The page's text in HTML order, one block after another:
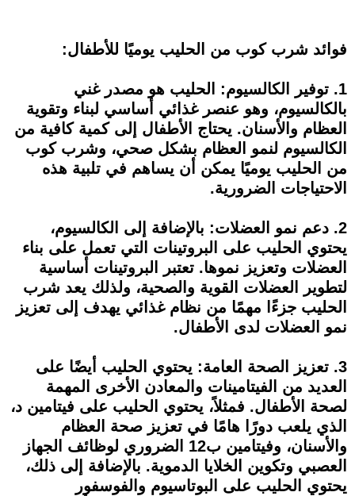
فوائد شرب كوب من الحليب يوميًا للأطفال:
1. توفير الكالسيوم: الحليب هو مصدر غني
بالكالسيوم، وهو عنصر غذائي أساسي لبناء وتقوية
العظام والأسنان. يحتاج الأطفال إلى كمية كافية من
الكالسيوم لنمو العظام بشكل صحي، وشرب كوب
من الحليب يوميًا يمكن أن يساهم في تلبية هذه
الاحتياجات الضرورية.
2. دعم نمو العضلات: بالإضافة إلى الكالسيوم،
يحتوي الحليب على البروتينات التي تعمل على بناء
العضلات وتعزيز نموها. تعتبر البروتينات أساسية
لتطوير العضلات القوية والصحية، ولذلك يعد شرب
الحليب جزءًا مهمًا من نظام غذائي يهدف إلى تعزيز
نمو العضلات لدى الأطفال.
3. تعزيز الصحة العامة: يحتوي الحليب أيضًا على
العديد من الفيتامينات والمعادن الأخرى المهمة
لصحة الأطفال. فمثلاً، يحتوي الحليب على فيتامين د،
الذي يلعب دورًا هامًا في تعزيز صحة العظام
والأسنان، وفيتامين ب12 الضروري لوظائف الجهاز
العصبي وتكوين الخلايا الدموية. بالإضافة إلى ذلك،
يحتوي الحليب على البوتاسيوم والفوسفور